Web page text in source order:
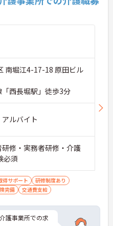
南堀江4-17-18 原田ビル
西長堀駅」徒歩3分
ルバイト
修・実務者研修・介護
必須
得サポート
研修制度あり
完備 交通費支給
護事業所での求